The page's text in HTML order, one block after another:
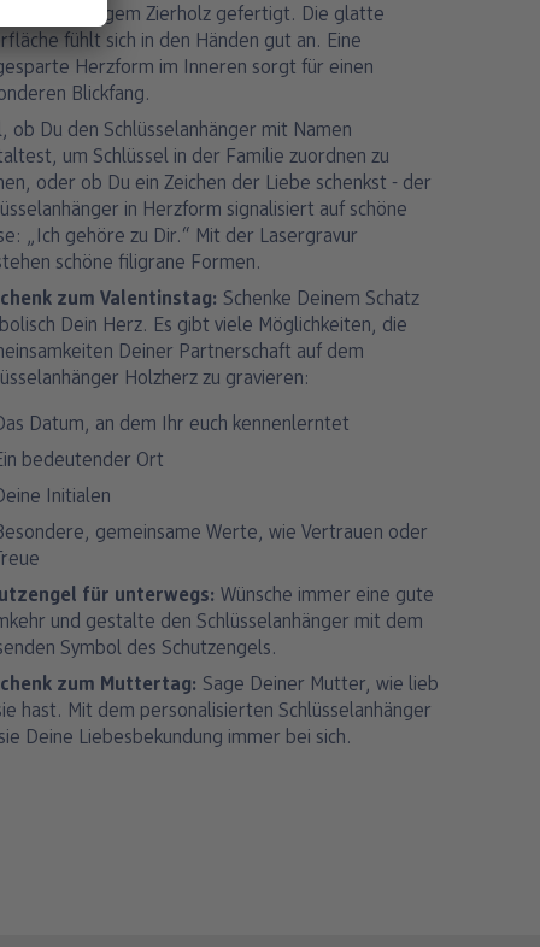
hochwertigem Zierholz gefertigt. Die glatte
fühlt sich in den Händen gut an. Eine
Herzform im Inneren sorgt für einen
Blickfang.
ob Du den Schlüsselanhänger mit Namen
um Schlüssel in der Familie zuordnen zu
oder ob Du ein Zeichen der Liebe schenkst - der
in Herzform signalisiert auf schöne
„Ich gehöre zu Dir.“ Mit der Lasergravur
schöne filigrane Formen.
zum Valentinstag: Schenke Deinem Schatz
Dein Herz. Es gibt viele Möglichkeiten, die
Deiner Partnerschaft auf dem
Holzherz zu gravieren:
Datum, an dem Ihr euch kennenlerntet
bedeutender Ort
Initialen
gemeinsame Werte, wie Vertrauen oder
für unterwegs: Wünsche immer eine gute
und gestalte den Schlüsselanhänger mit dem
Symbol des Schutzengels.
zum Muttertag: Sage Deiner Mutter, wie lieb
hast. Mit dem personalisierten Schlüsselanhänger
Deine Liebesbekundung immer bei sich.